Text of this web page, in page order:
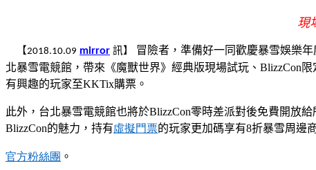
現
【2018.10.09 mirror 訊】 冒險者，準備好一同歡慶暴雪娛樂
北暴雪電競館，帶來《魔獸世界》經典版現場試玩、 BlizzCon
有興趣的玩家至KKTix購票。
此外，台北暴雪電競館也將於BlizzCon零時差派對後免費開放
BlizzCon的魅力，持有虛擬門票的玩家更加碼享有8折暴雪周邊
官方粉絲團 。